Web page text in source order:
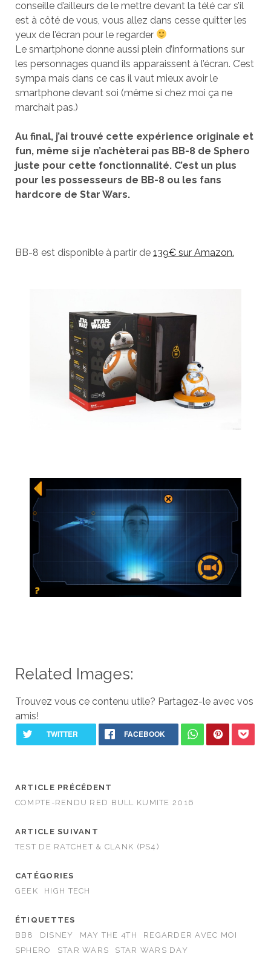
conseille d’ailleurs de le mettre devant la télé car s’il
est à côté de vous, vous allez dans cesse quitter les
yeux de l’écran pour le regarder
Le smartphone donne aussi plein d’informations sur
les personnages quand ils apparaissent à l’écran. C’est
sympa mais dans ce cas il vaut mieux avoir le
smartphone devant soi (même si chez moi ça ne
marchait pas.)
Au final, j’ai trouvé cette expérience originale et
fun, même si je n’achèterai pas BB-8 de Sphero
juste pour cette fonctionnalité. C’est un plus
pour les possesseurs de BB-8 ou les fans
hardcore de Star Wars.
BB-8 est disponible à partir de 139€ sur Amazon.
Related Images:
Trouvez vous ce contenu utile? Partagez-le avec vos
amis!
ARTICLE PRÉCÉDENT
COMPTE-RENDU RED BULL KUMITE 2016
ARTICLE SUIVANT
TEST DE RATCHET & CLANK (PS4)
CATÉGORIES
GEEK
HIGH TECH
ÉTIQUETTES
BB8
DISNEY MAY THE 4TH
REGARDER AVEC MOI
SPHERO
STAR WARS STAR WARS DAY